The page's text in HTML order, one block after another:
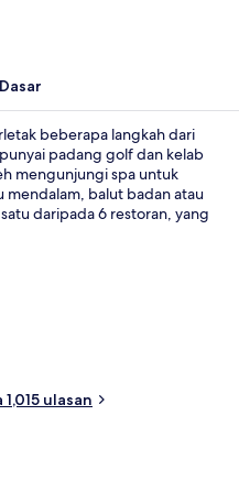
Dasar
beberapa langkah dari
padang golf dan kelab
mengunjungi spa untuk
mendalam, balut badan atau
daripada 6 restoran, yang
ini termasuk 3 kolam renang
Pengembara lain
ulasan